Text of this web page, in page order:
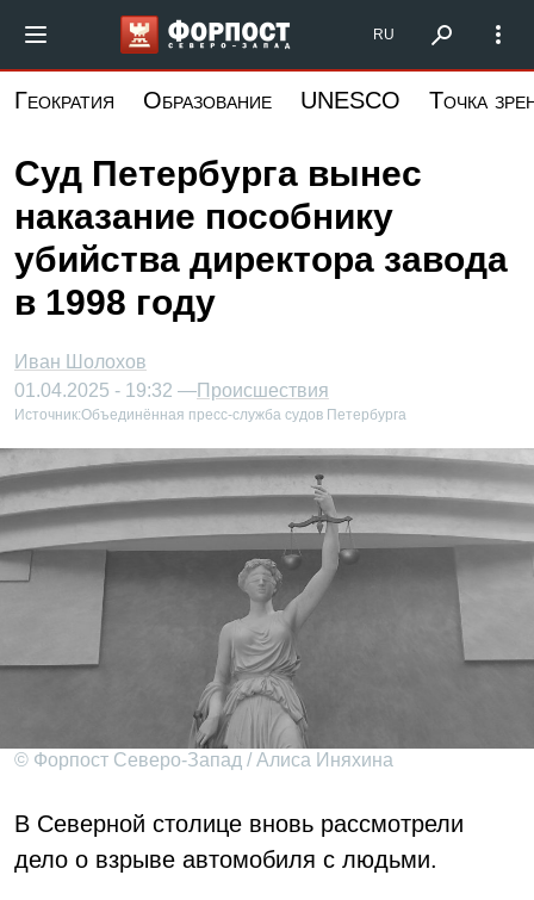
основному
Форпост Северо-Запад
RU
Геократия Образование UNESCO Точка
Суд Петербурга вынес
наказание пособнику
убийства директора завода
в 1998 году
Иван Шолохов
01.04.2025 - 19:32 —Происшествия
Источник:Объединённая пресс-служба судов Петербурга
© Форпост Северо-Запад / Алиса Иняхина
В Северной столице вновь рассмотрели
дело о взрыве автомобиля с людьми.